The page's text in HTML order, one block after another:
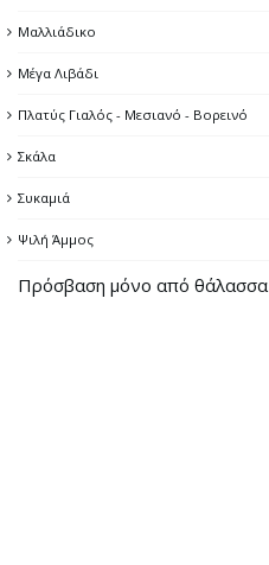
Μαλλιάδικο
Μέγα Λιβάδι
Πλατύς Γιαλός - Μεσιανό - Βορεινό
Σκάλα
Συκαμιά
Ψιλή Άμμος
Πρόσβαση μόνο από θάλασσα